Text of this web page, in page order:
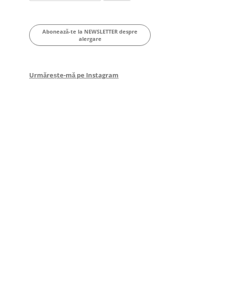
for:
Abonează-te la NEWSLETTER despre
alergare
Urmărește-mă pe Instagram